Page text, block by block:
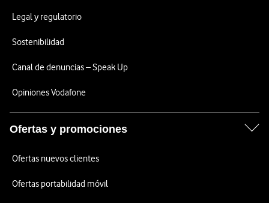
Legal y regulatorio
Sostenibilidad
Canal de denuncias – Speak Up
Opiniones Vodafone
Ofertas y promociones
Ofertas nuevos clientes
Ofertas portabilidad móvil